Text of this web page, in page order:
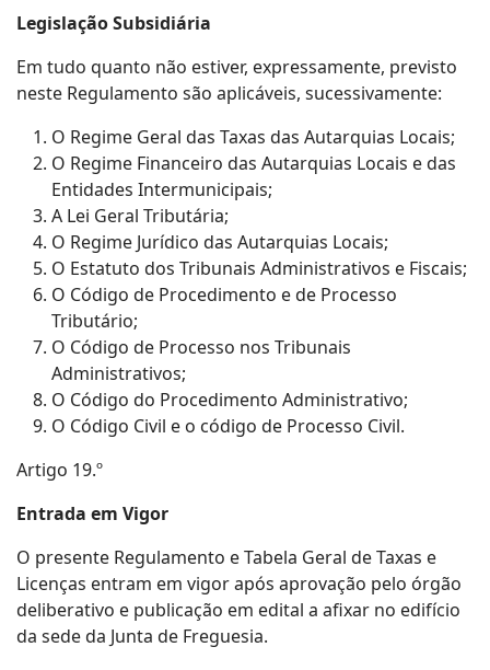
Legislação Subsidiária
Em tudo quanto não estiver, expressamente, previsto
neste Regulamento são aplicáveis, sucessivamente:
O Regime Geral das Taxas das Autarquias Locais;
O Regime Financeiro das Autarquias Locais e das
Entidades Intermunicipais;
A Lei Geral Tributária;
O Regime Jurídico das Autarquias Locais;
O Estatuto dos Tribunais Administrativos e Fiscais;
O Código de Procedimento e de Processo
Tributário;
O Código de Processo nos Tribunais
Administrativos;
O Código do Procedimento Administrativo;
O Código Civil e o código de Processo Civil.
Artigo 19.º
Entrada em Vigor
O presente Regulamento e Tabela Geral de Taxas e
Licenças entram em vigor após aprovação pelo órgão
deliberativo e publicação em edital a afixar no edifício
da sede da Junta de Freguesia.